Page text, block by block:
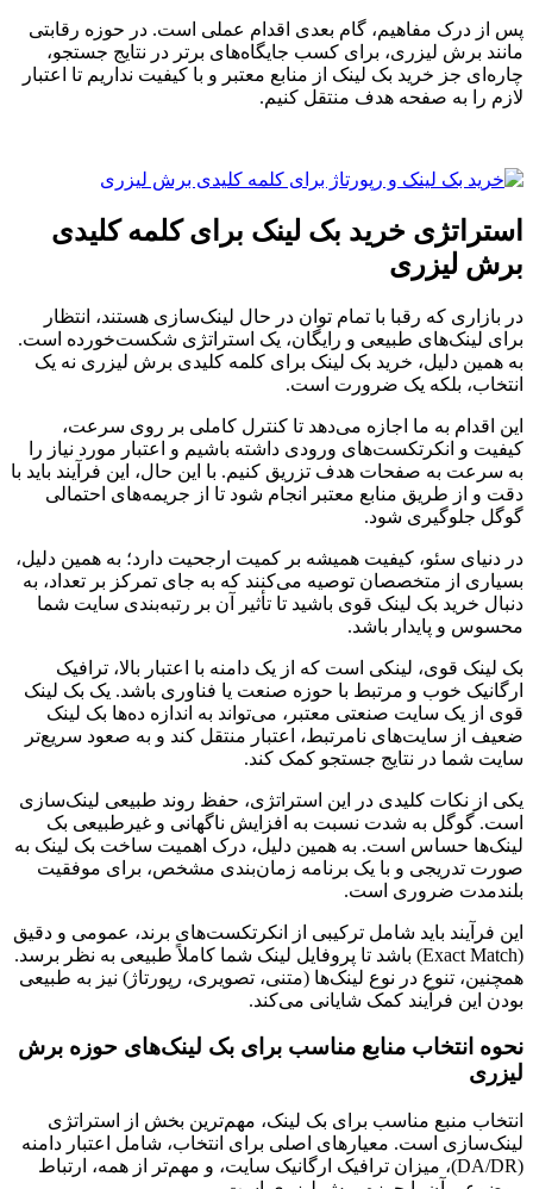
پس از درک مفاهیم، گام بعدی اقدام عملی است. در حوزه رقابتی
مانند برش لیزری، برای کسب جایگاه‌های برتر در نتایج جستجو،
چاره‌ای جز خرید بک لینک از منابع معتبر و با کیفیت نداریم تا اعتبار
لازم را به صفحه هدف منتقل کنیم.
استراتژی خرید بک لینک برای کلمه کلیدی
برش لیزری
در بازاری که رقبا با تمام توان در حال لینک‌سازی هستند، انتظار
برای لینک‌های طبیعی و رایگان، یک استراتژی شکست‌خورده است.
به همین دلیل، خرید بک لینک برای کلمه کلیدی برش لیزری نه یک
انتخاب، بلکه یک ضرورت است.
این اقدام به ما اجازه می‌دهد تا کنترل کاملی بر روی سرعت،
کیفیت و انکرتکست‌های ورودی داشته باشیم و اعتبار مورد نیاز را
به سرعت به صفحات هدف تزریق کنیم. با این حال، این فرآیند باید با
دقت و از طریق منابع معتبر انجام شود تا از جریمه‌های احتمالی
گوگل جلوگیری شود.
در دنیای سئو، کیفیت همیشه بر کمیت ارجحیت دارد؛ به همین دلیل،
بسیاری از متخصصان توصیه می‌کنند که به جای تمرکز بر تعداد، به
دنبال خرید بک لینک قوی باشید تا تأثیر آن بر رتبه‌بندی سایت شما
محسوس و پایدار باشد.
بک لینک قوی، لینکی است که از یک دامنه با اعتبار بالا، ترافیک
ارگانیک خوب و مرتبط با حوزه صنعت یا فناوری باشد. یک بک لینک
قوی از یک سایت صنعتی معتبر، می‌تواند به اندازه ده‌ها بک لینک
ضعیف از سایت‌های نامرتبط، اعتبار منتقل کند و به صعود سریع‌تر
سایت شما در نتایج جستجو کمک کند.
یکی از نکات کلیدی در این استراتژی، حفظ روند طبیعی لینک‌سازی
است. گوگل به شدت نسبت به افزایش ناگهانی و غیرطبیعی بک
لینک‌ها حساس است. به همین دلیل، درک اهمیت ساخت بک لینک به
صورت تدریجی و با یک برنامه زمان‌بندی مشخص، برای موفقیت
بلندمدت ضروری است.
این فرآیند باید شامل ترکیبی از انکرتکست‌های برند، عمومی و دقیق
(Exact Match) باشد تا پروفایل لینک شما کاملاً طبیعی به نظر برسد.
همچنین، تنوع در نوع لینک‌ها (متنی، تصویری، رپورتاژ) نیز به طبیعی
بودن این فرآیند کمک شایانی می‌کند.
نحوه انتخاب منابع مناسب برای بک لینک‌های حوزه برش
لیزری
انتخاب منبع مناسب برای بک لینک، مهم‌ترین بخش از استراتژی
لینک‌سازی است. معیارهای اصلی برای انتخاب، شامل اعتبار دامنه
(DA/DR)، میزان ترافیک ارگانیک سایت، و مهم‌تر از همه، ارتباط